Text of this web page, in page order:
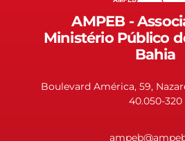
AMPEB -
Ministério Público
Bahia
Boulevard América, 59,
40.050-320